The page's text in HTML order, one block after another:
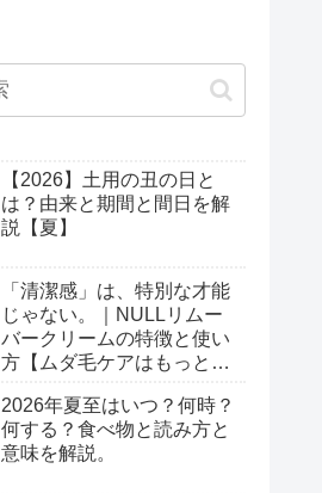
【2026】土用の丑の日と
は？由来と期間と間日を解
説【夏】
「清潔感」は、特別な才能
じゃない。｜NULLリムー
バークリームの特徴と使い
方【ムダ毛ケアはもっと簡
2026年夏至はいつ？何時？
何する？食べ物と読み方と
意味を解説。